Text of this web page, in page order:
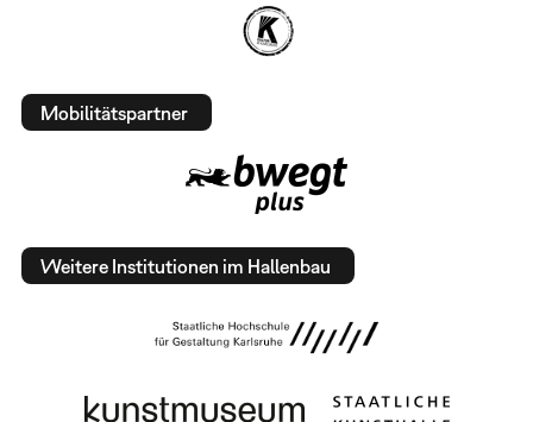
Mobilitätspartner
Weitere Institutionen im Hallenbau